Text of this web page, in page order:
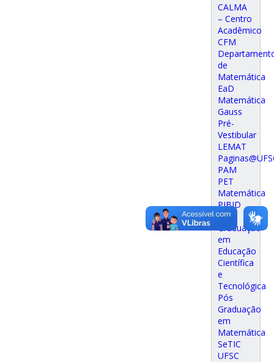
CALMA
– Centro
Acadêmico
CFM
de
Matemática
EaD
Matemática
Gauss
Pré-
Vestibular
LEMAT
PAM
PET
Matemática
PIBID
Pós
Graduação
em
Educação
Científica
e
Tecnológica
Pós
Graduação
em
Matemática
SeTIC
UFSC